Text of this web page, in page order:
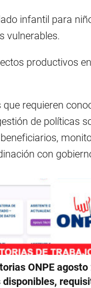
infantil para
vulnerables.
productivos
requieren
de políticas
con
ONPE agosto
disponibles,